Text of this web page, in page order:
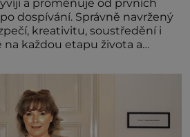
a proměňuje od prvních
dospívání. Správně navržený
kreativitu, soustředění i
každou etapu života a
a bezpečí, proto by pokoj